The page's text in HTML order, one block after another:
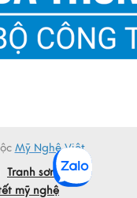
Mỹ Nghệ Việt
Tranh sơn mài
mỹ nghệ